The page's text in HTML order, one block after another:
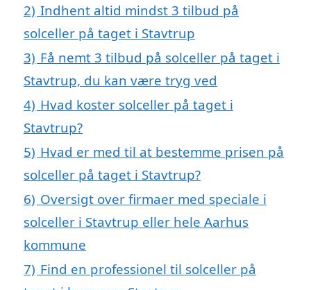
2) Indhent altid mindst 3 tilbud på
solceller på taget i Stavtrup
3) Få nemt 3 tilbud på solceller på taget i
Stavtrup, du kan være tryg ved
4) Hvad koster solceller på taget i
Stavtrup?
5) Hvad er med til at bestemme prisen på
solceller på taget i Stavtrup?
6) Oversigt over firmaer med speciale i
solceller i Stavtrup eller hele Aarhus
kommune
7) Find en professionel til solceller på